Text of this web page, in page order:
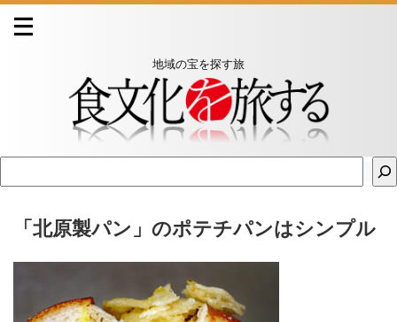
地域の宝を探す旅
「北原製パン」のポテチパンはシンプル